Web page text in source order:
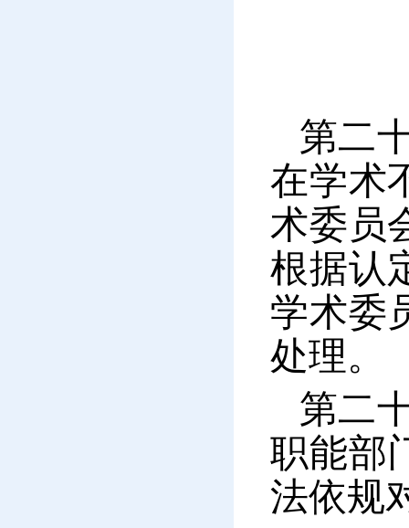
第二
在学术
术委员
根据认
学术委
处理。
第二
职能部
法依规